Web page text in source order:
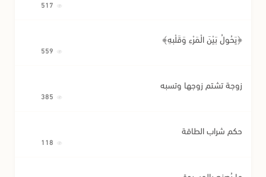
﴿يَحُولُ بَيْنَ الْمَرْءِ وَقَلْبِهِ﴾
زوجة تشتم زوجها وتسبه
حكم شراب الطاقة